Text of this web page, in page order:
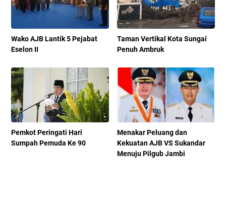
Wako AJB Lantik 5 Pejabat
Eselon II
Taman Vertikal Kota Sungai
Penuh Ambruk
Pemkot Peringati Hari
Sumpah Pemuda Ke 90
Menakar Peluang dan
Kekuatan AJB VS Sukandar
Menuju Pilgub Jambi